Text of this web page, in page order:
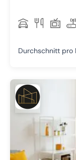
Durchschnitt pro